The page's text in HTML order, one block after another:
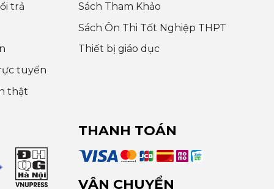
trả
tuyến
thật
Sách Tham Khảo
Sách Ôn Thi Tốt Nghiệp THPT
Thiết bị giáo dục
THANH TOÁN
VẬN CHUYỂN